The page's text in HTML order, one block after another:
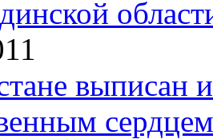
выписан
сердцем